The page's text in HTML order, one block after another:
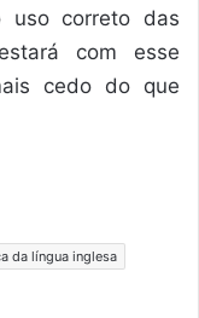
uso correto das
com esse
cedo do que
da língua inglesa